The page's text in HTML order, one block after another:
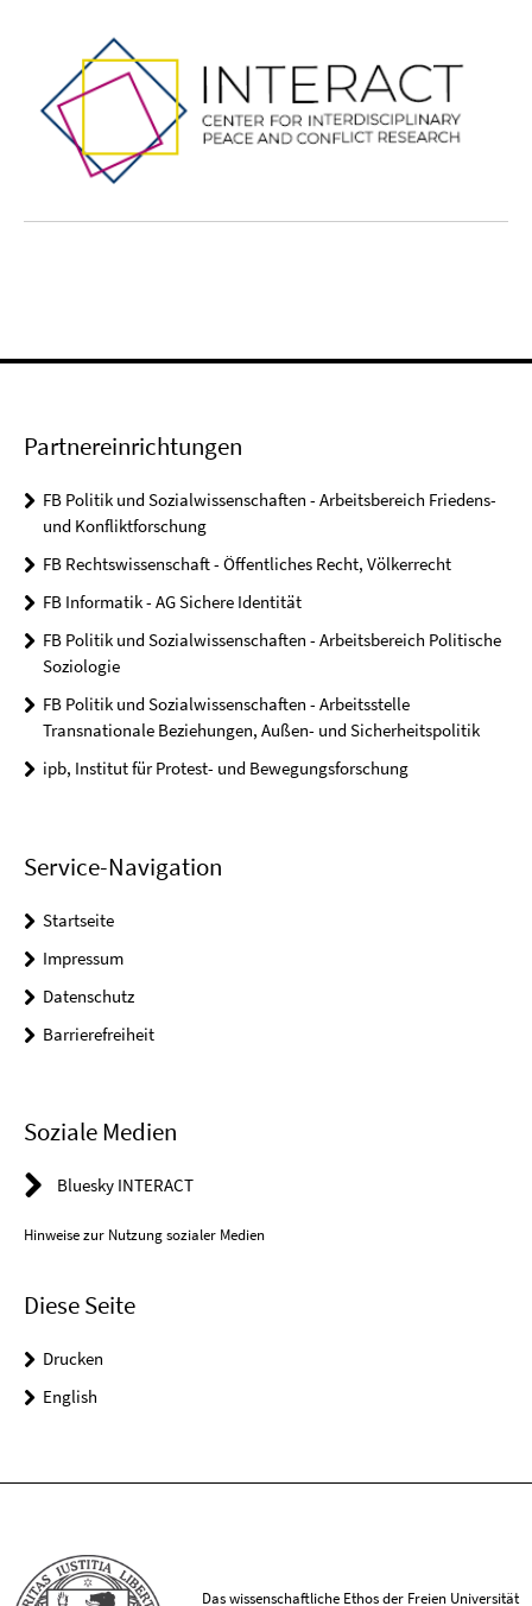
Partnereinrichtungen
FB Politik und Sozialwissenschaften - Arbeitsbereich Friedens-
und Konfliktforschung
FB Rechtswissenschaft - Öffentliches Recht, Völkerrecht
FB Informatik - AG Sichere Identität
FB Politik und Sozialwissenschaften - Arbeitsbereich Politische
Soziologie
FB Politik und Sozialwissenschaften - Arbeitsstelle
Transnationale Beziehungen, Außen- und Sicherheitspolitik
ipb, Institut für Protest- und Bewegungsforschung
Service-Navigation
Startseite
Impressum
Datenschutz
Barrierefreiheit
Soziale Medien
Bluesky INTERACT
Hinweise zur Nutzung sozialer Medien
Diese Seite
Drucken
English
Das wissenschaftliche Ethos der Freien Universität